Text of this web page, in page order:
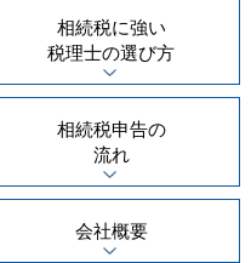
相続税に強い
税理士の選び方
相続税申告の
流れ
会社概要